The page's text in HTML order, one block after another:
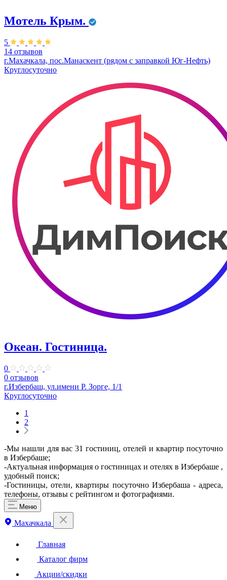
Мотель Крым.
5
14 отзывов
г.Махачкала, пос.Манаскент (рядом с заправкой Юг-Нефть)
Круглосуточно
Океан. Гостиница.
0
0 отзывов
г.Избербаш, ул.имени Р. Зорге, 1/1
Круглосуточно
1
2
-Мы нашли для вас 31 гостиниц, отелей и квартир посуточно
в Избербаше;
-Актуальная информация о гостиницах и отелях в Избербаше ,
удобный поиск;
-Гостиницы, отели, квартиры посуточно Избербаша - адреса,
телефоны, отзывы с рейтингом и фотографиями.
Меню
Махачкала
Главная
Каталог фирм
Акции/скидки